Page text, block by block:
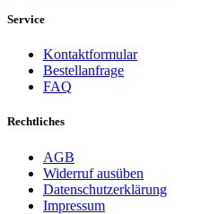
Service
Kontaktformular
Bestellanfrage
FAQ
Rechtliches
AGB
Widerruf ausüben
Datenschutzerklärung
Impressum